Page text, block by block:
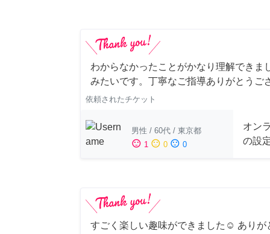
わからなかったことがかなり理解できま
みたいです。丁寧なご指導ありがとうご
依頼されたチケット
男性 / 60代 / 東京都
sentiment_satisfied 1 sentiment_neutral 0 sentiment_dissatisfied 0
オン
の設
すごく楽しい趣味ができました☺︎ ありが